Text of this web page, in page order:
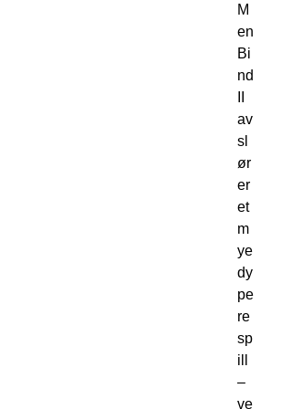
M
en
Bi
nd
av
sl
ør
er
et
m
ye
dy
pe
re
sp
ill
–
ve